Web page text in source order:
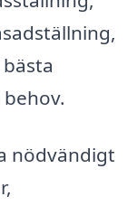
nödvändigt